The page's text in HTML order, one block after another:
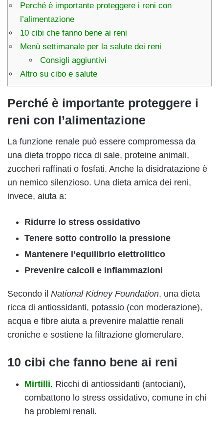
Perché è importante proteggere i reni con
l’alimentazione
10 cibi che fanno bene ai reni
Menù settimanale per la salute dei reni
Consigli aggiuntivi
Altro su cibo e salute
Perché è importante proteggere i
reni con l’alimentazione
La funzione renale può essere compromessa da
una dieta troppo ricca di sale, proteine animali,
zuccheri raffinati o fosfati. Anche la disidratazione è
un nemico silenzioso. Una dieta amica dei reni,
invece, aiuta a:
Ridurre lo stress ossidativo
Tenere sotto controllo la pressione
Mantenere l’equilibrio elettrolitico
Prevenire calcoli e infiammazioni
Secondo il National Kidney Foundation, una dieta
ricca di antiossidanti, potassio (con moderazione),
acqua e fibre aiuta a prevenire malattie renali
croniche e sostiene la filtrazione glomerulare.
10 cibi che fanno bene ai reni
Mirtilli. Ricchi di antiossidanti (antociani),
combattono lo stress ossidativo, comune in chi
ha problemi renali.